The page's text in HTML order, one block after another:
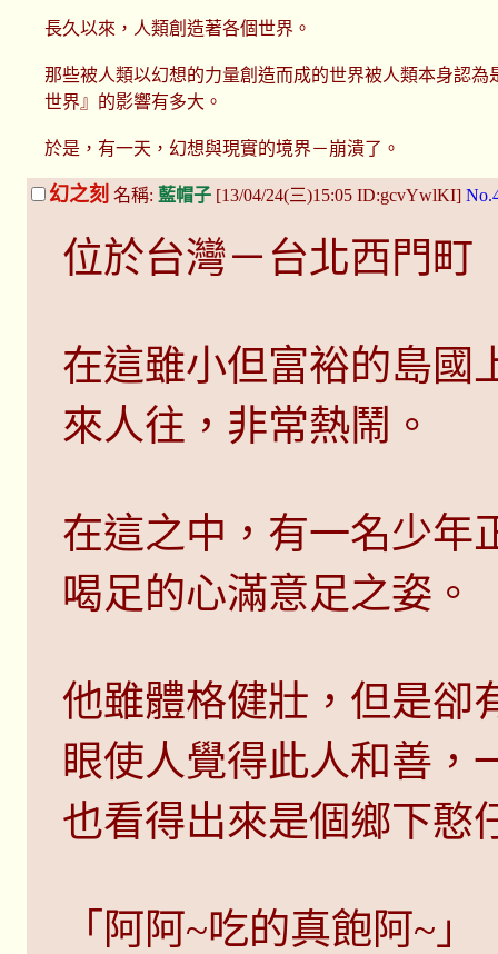
長久以來，人類創造著各個世界。
那些被人類以幻想的力量創造而成的世界被人類本身認
世界』的影響有多大。
於是，有一天，幻想與現實的境界－崩潰了。
幻之刻 名稱: 藍帽子 [13/04/24(三)15:05 ID:gcvYwlKI]
位於台灣－台北西門町
在這雖小但富裕的島國
來人往，非常熱鬧。
在這之中，有一名少年
喝足的心滿意足之姿。
他雖體格健壯，但是卻
眼使人覺得此人和善，
也看得出來是個鄉下憨
「阿阿~吃的真飽阿~」